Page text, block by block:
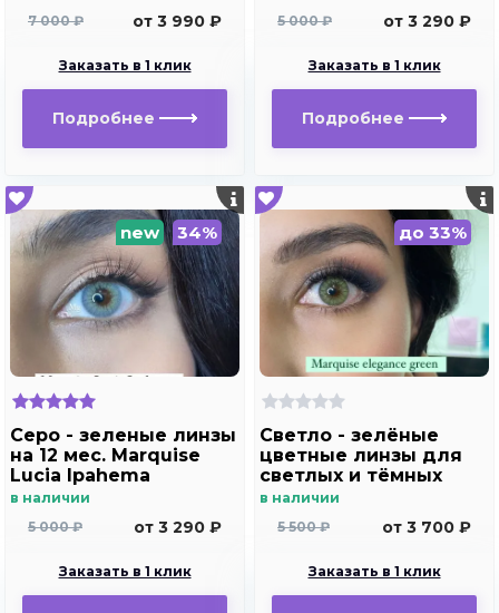
дальнозоркости и
7 000 ₽
от 3 990 ₽
Заказать в 1 клик
Подробнее
5 000 ₽
от 3 290 ₽
Заказать в 1 клик
Подробнее
new 34%
Серо - зеленые линзы
на 12 мес. Marquise
Lucia Ipahema
в наличии
5 000 ₽
от 3 290 ₽
Заказать в 1 клик
до 33%
Светло - зелёные
цветные линзы для
светлых и тёмных
глаз Marquise
в наличии
5 500 ₽
от 3 700 ₽
Заказать в 1 клик